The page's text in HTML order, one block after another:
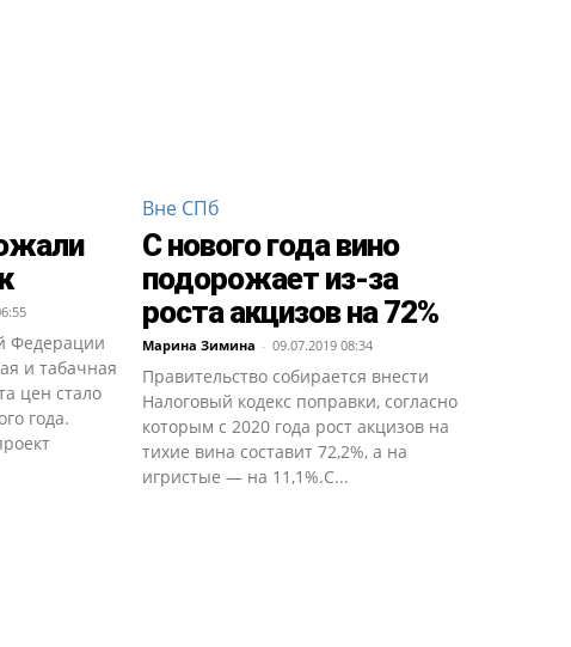
Федерации
и табачная
цен стало
года.
Вне СПб
С нового года вино
подорожает из-за
роста акцизов на 72%
Марина Зимина - 09.07.2019 08:34
Правительство собирается внести
Налоговый кодекс поправки, согласно
которым с 2020 года рост акцизов на
тихие вина составит 72,2%, а на
игристые — на 11,1%.С...